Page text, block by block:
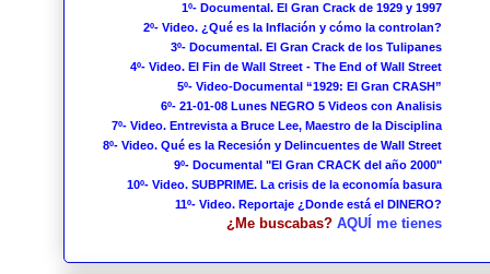
1º- Documental. El Gran Crack de 1929 y 1997
2º- Video. ¿Qué es la Inflación y cómo la controlan?
3º- Documental. El Gran Crack de los Tulipanes
4º- Video. El Fin de Wall Street - The End of Wall Street
5º- Video-Documental “1929: El Gran CRASH”
6º- 21-01-08 Lunes NEGRO 5 Videos con Analisis
7º- Video. Entrevista a Bruce Lee, Maestro de la Disciplina
8º- Video. Qué es la Recesión y Delincuentes de Wall Street
9º- Documental "El Gran CRACK del año 2000"
10º- Video. SUBPRIME. La crisis de la economía basura
11º- Video. Reportaje ¿Donde está el DINERO?
¿Me buscabas?AQUÍ me tienes